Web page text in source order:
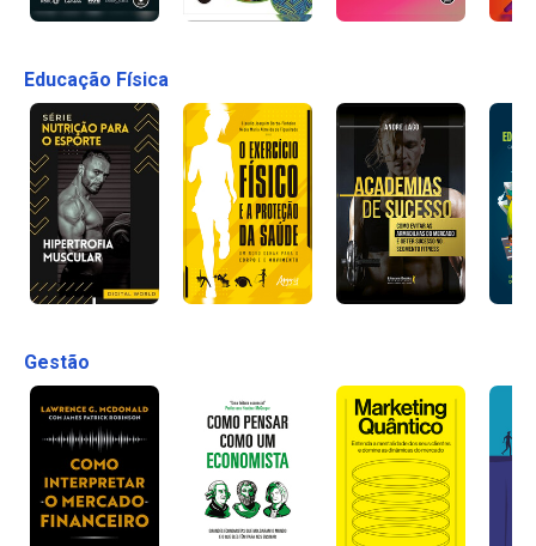
Educação Física
Gestão